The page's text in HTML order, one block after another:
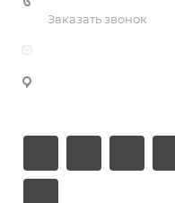
Заказать звонок